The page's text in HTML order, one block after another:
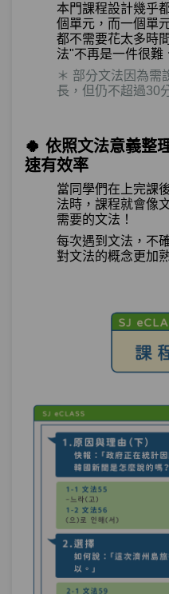
本門課程設計幾乎
個單元，而一個單
都不需要花太多時
法"不再是一件很難
＊ 部分文法因為需
長，但仍不超過30
🍀 依照文法意義整
速有效率
當同學們在上完課
法時，課程就會像
需要的文法！
每次遇到文法，不
對文法的概念更加